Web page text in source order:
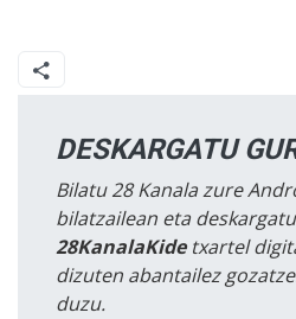
DESKARGATU
Bilatu 28 Kanala zure
bilatzailean eta
28KanalaKidetxartel
dizuten abantailez
duzu.